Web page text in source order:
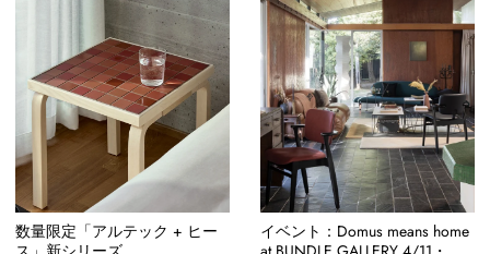
数量限定「アルテック + ヒー
イベント：Domus means home